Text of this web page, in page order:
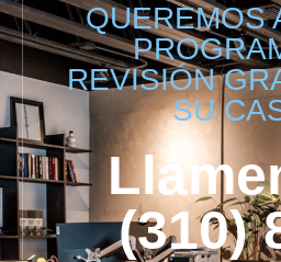
QUEREMOS
REVISIÓN
SU
(310)